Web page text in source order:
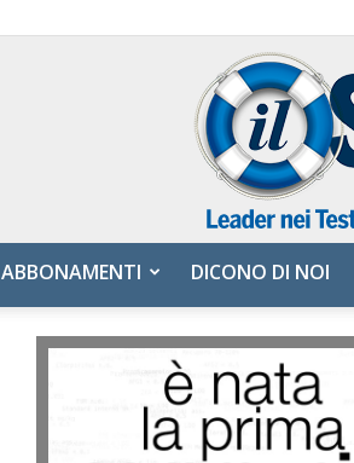
ABBONAMENTI DICONO DI NOI